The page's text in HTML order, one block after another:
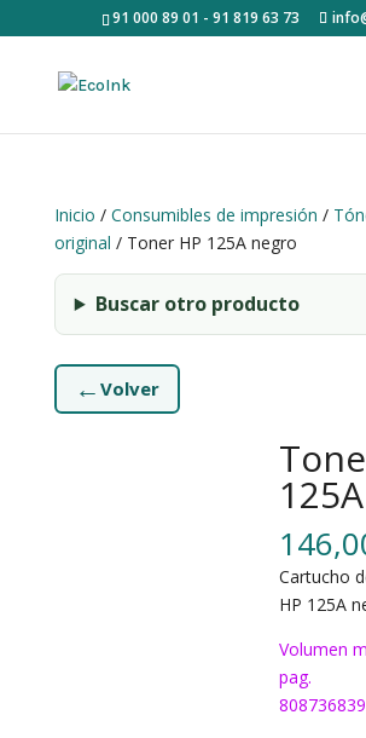
91 000 89 01 - 91 819 63 73
Inicio / Consumibles de impresión /
original / Toner HP 125A negro
Buscar otro producto
← Volver
Cartucho
HP 125A
Volumen
pag.